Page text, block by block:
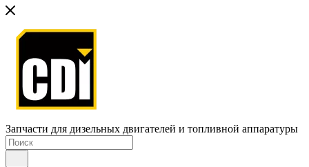
Запчасти для дизельных двигателей и топливной аппаратуры